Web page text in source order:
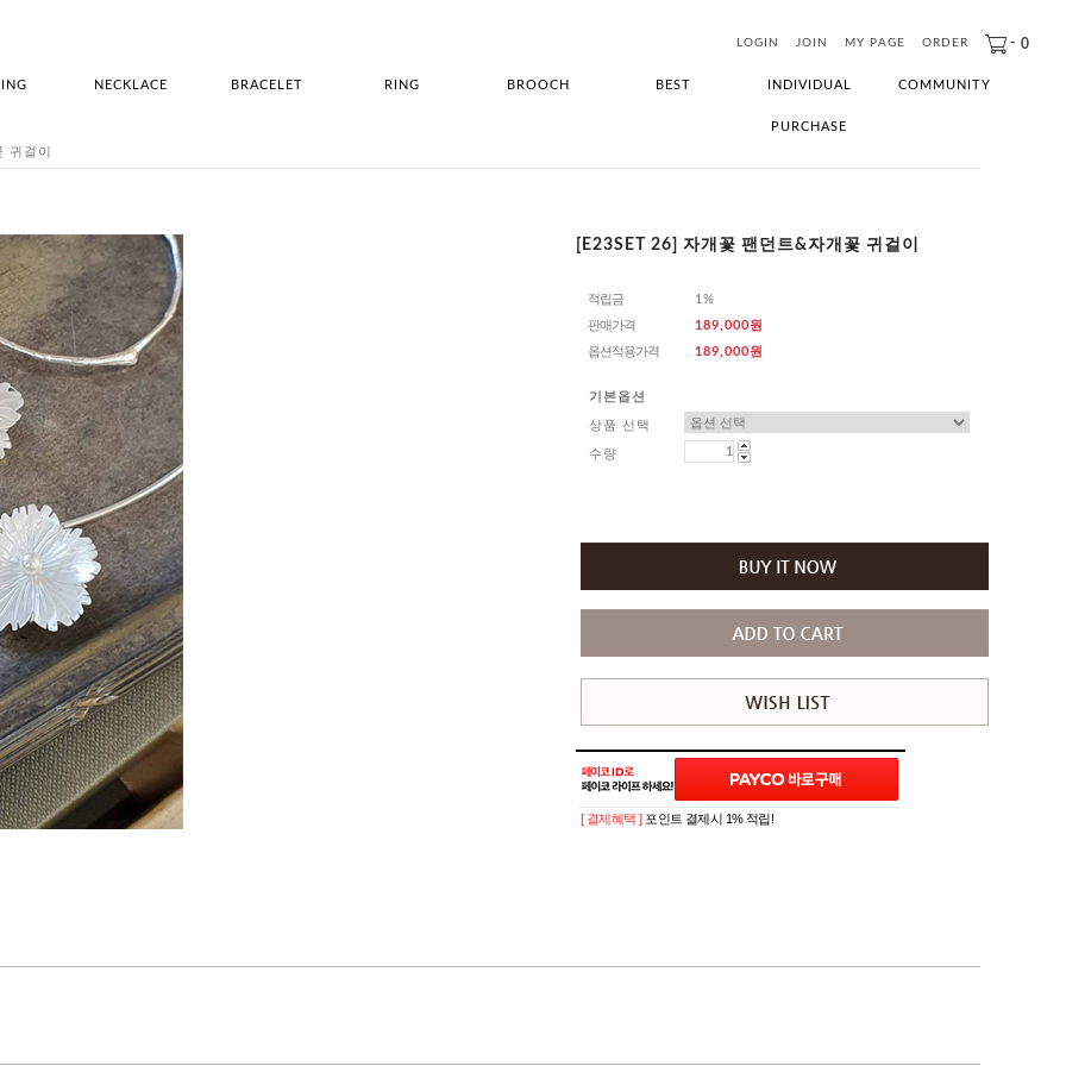
LOGIN JOIN MY PAGE ORDER - 0
NECKLACE BRACELET RING BROOCH BEST INDIVIDUAL
PURCHASE
COMMUNITY
걸이
[E23SET 26] 자개꽃 팬던트&자개꽃 귀걸이
적립금
1%
판매가격
189,000원
옵션적용가격
189,000원
기본옵션
상품 선택
수량
[ 결제혜택 ] 포인트 결제시 1% 적립!